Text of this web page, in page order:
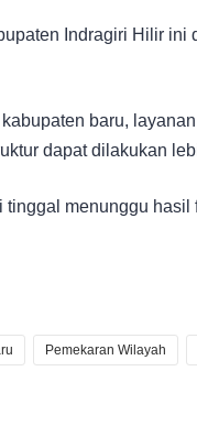
Indragiri Hilir
baru,
dapat dilakukan
tinggal menunggu
Pemekaran Wilayah